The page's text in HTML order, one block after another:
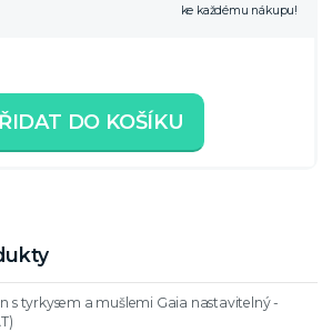
ke každému nákupu!
DO KOŠÍKU
s tyrkysem a mušlemi Gaia nastavitelný -